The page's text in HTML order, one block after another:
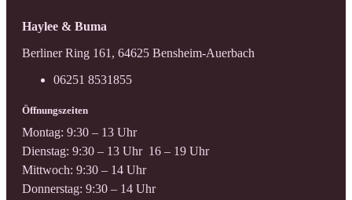
Haylee & Buma
Berliner Ring 161, 64625 Bensheim-Auerbach
06251 8531855
Öffnungszeiten
Montag: 9:30 – 13 Uhr
Dienstag: 9:30 – 13 Uhr 16 – 19 Uhr
Mittwoch: 9:30 – 14 Uhr
Donnerstag: 9:30 – 14 Uhr